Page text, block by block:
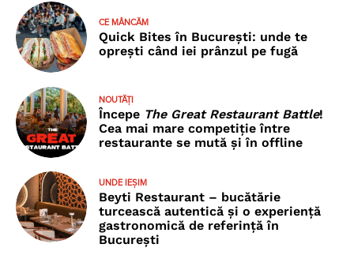
CE MÂNCĂM
Quick Bites în București: unde te
oprești când iei prânzul pe fugă
NOUTĂȚI
Începe The Great Restaurant Battle!
Cea mai mare competiție între
restaurante se mută și în offline
UNDE IEȘIM
Beyti Restaurant – bucătărie
turcească autentică și o experiență
gastronomică de referință în
București